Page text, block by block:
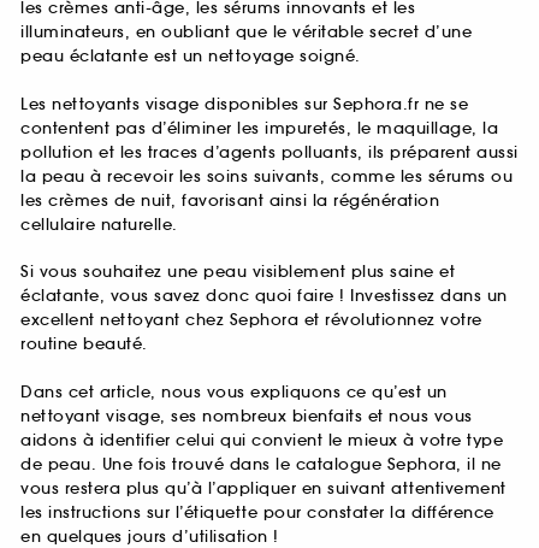
les crèmes anti-âge, les sérums innovants et les
illuminateurs, en oubliant que le véritable secret d’une
peau éclatante est un nettoyage soigné.
Les nettoyants visage disponibles sur Sephora.fr ne se
contentent pas d’éliminer les impuretés, le maquillage, la
pollution et les traces d’agents polluants, ils préparent aussi
la peau à recevoir les soins suivants, comme les sérums ou
les crèmes de nuit, favorisant ainsi la régénération
cellulaire naturelle.
Si vous souhaitez une peau visiblement plus saine et
éclatante, vous savez donc quoi faire ! Investissez dans un
excellent nettoyant chez Sephora et révolutionnez votre
routine beauté.
Dans cet article, nous vous expliquons ce qu’est un
nettoyant visage, ses nombreux bienfaits et nous vous
aidons à identifier celui qui convient le mieux à votre type
de peau. Une fois trouvé dans le catalogue Sephora, il ne
vous restera plus qu’à l’appliquer en suivant attentivement
les instructions sur l’étiquette pour constater la différence
en quelques jours d’utilisation !